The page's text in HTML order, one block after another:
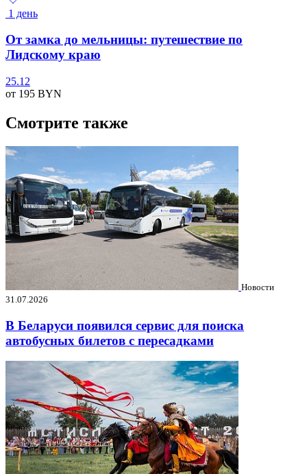
1 день
От замка до мельницы: путешествие по
Лидскому краю
25.12
от 195 BYN
Смотрите также
Новости
31.07.2026
В Беларуси появился сервис для поиска
автобусных билетов с пересадками